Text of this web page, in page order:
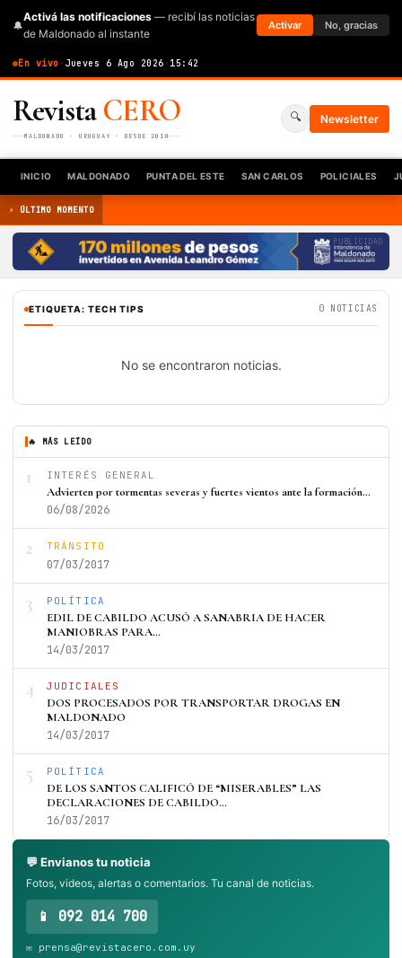
🔔
Activá las notificaciones — recibí las noticias
de Maldonado al instante
Activar No, gracias
En vivo · Jueves 6 Ago 2026 · 15:42
RevistaCERO
MALDONADO · URUGUAY · DESDE 2010
🔍 Newsletter
INICIO MALDONADO PUNTA DEL ESTE SAN CARLOS POLICIALES
⚡ ÚLTIMO MOMENTO
PUBLICIDAD
ETIQUETA: TECH TIPS 0 NOTICIAS
No se encontraron noticias.
🔥 MÁS LEÍDO
1 INTERÉS GENERAL
Advierten por tormentas severas y fuertes vientos ante la formación…
06/08/2026
2 TRÁNSITO
07/03/2017
3 POLÍTICA
EDIL DE CABILDO ACUSÓ A SANABRIA DE HACER
MANIOBRAS PARA…
14/03/2017
4 JUDICIALES
DOS PROCESADOS POR TRANSPORTAR DROGAS EN
MALDONADO
14/03/2017
5 POLÍTICA
DE LOS SANTOS CALIFICÓ DE “MISERABLES” LAS
DECLARACIONES DE CABILDO…
16/03/2017
💬 Envianos tu noticia
Fotos, videos, alertas o comentarios. Tu canal de noticias.
📱 092 014 700
✉️ prensa@revistacero.com.uy